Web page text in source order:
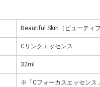
Beautiful Skin（ビューティ
Cリンクエッセンス
32ml
※「Cフォーカスエッセンス